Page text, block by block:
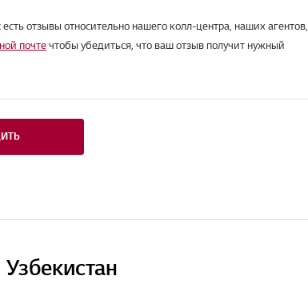
отзывы относительно нашего колл-центра, наших агентов,
почтечтобы убедиться, что ваш отзыв получит нужный